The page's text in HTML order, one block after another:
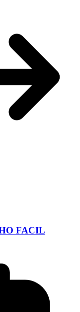
FACIL